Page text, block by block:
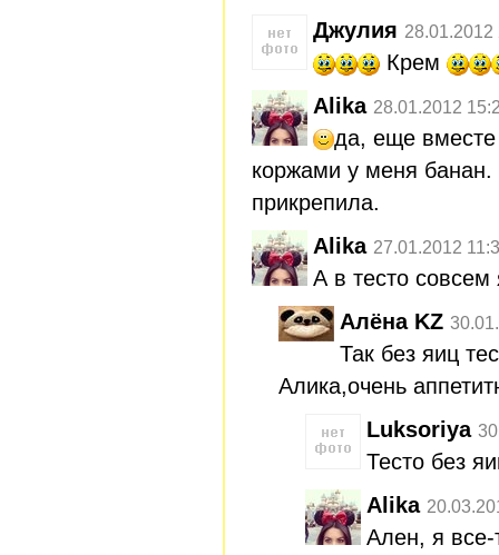
Джулия 28.01.2012
Крем
Alika 28.01.2012
да, еще
коржами у меня банан.
прикрепила.
Alika 27.01.2012
А в тесто
Алёна KZ
Так без яиц
Алика,очень
Luksoriya
Тесто без
Alika
Ален, я все-